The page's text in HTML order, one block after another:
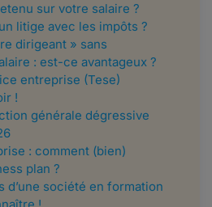
sur votre salaire ?
litige avec les impôts ?
dirigeant » sans
: est-ce avantageux ?
entreprise (Tese)
!
générale dégressive
: comment (bien)
plan ?
d’une société en formation